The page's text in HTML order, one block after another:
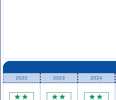
2022 2023 2024